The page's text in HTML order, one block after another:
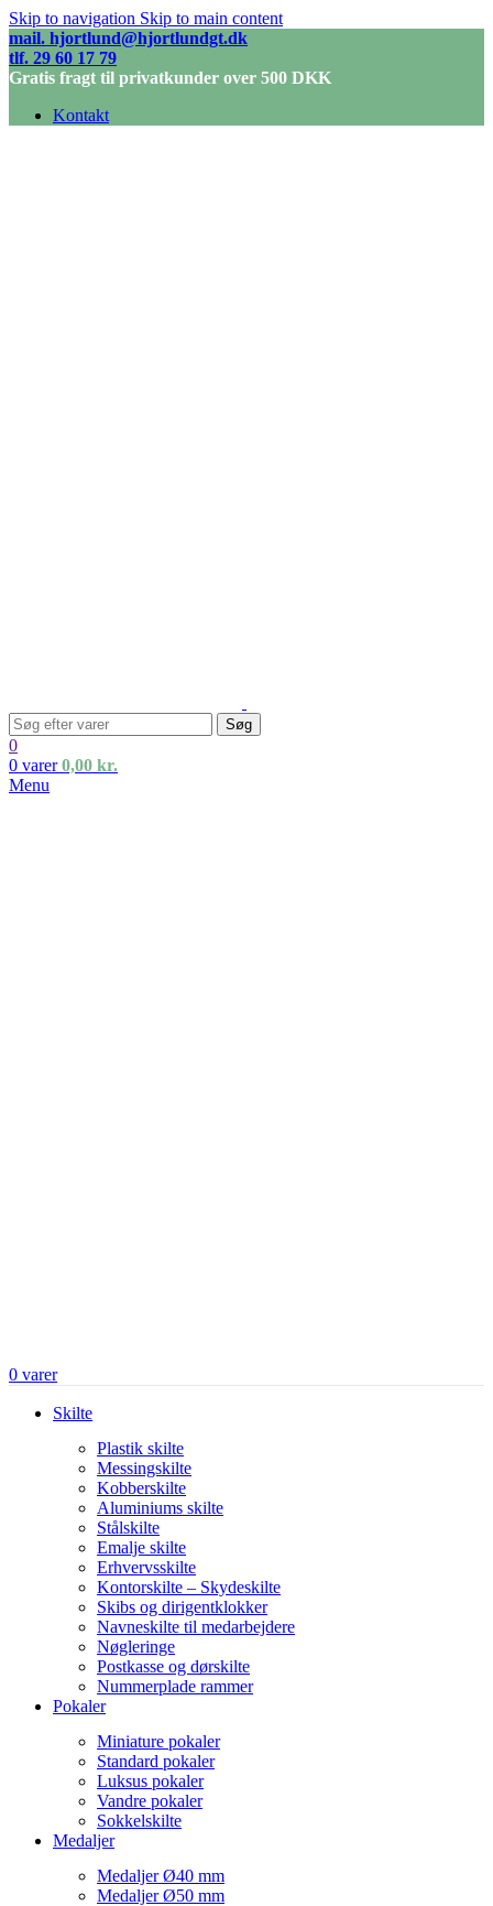
Skip to navigation Skip to main content
mail. hjortlund@hjortlundgt.dk
tlf. 29 60 17 79
Gratis fragt til privatkunder over 500 DKK
Kontakt
Søg
0
0 varer 0,00 kr.
Menu
0 varer
Skilte
Plastik skilte
Messingskilte
Kobberskilte
Aluminiums skilte
Stålskilte
Emalje skilte
Erhvervsskilte
Kontorskilte – Skydeskilte
Skibs og dirigentklokker
Navneskilte til medarbejdere
Nøgleringe
Postkasse og dørskilte
Nummerplade rammer
Pokaler
Miniature pokaler
Standard pokaler
Luksus pokaler
Vandre pokaler
Sokkelskilte
Medaljer
Medaljer Ø40 mm
Medaljer Ø50 mm